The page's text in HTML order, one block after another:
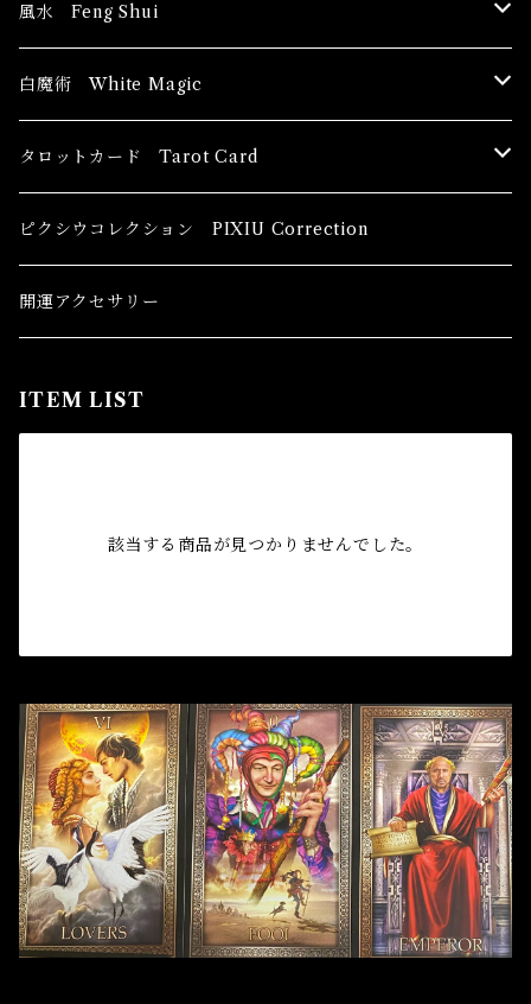
風水 Feng Shui
ブッダ Buddha
恋愛運
健康運 Health
金運 Money
牛 Ox
寅 Tiger
卯 Rabit
辰 Dragon
巳 Snake
恋愛
金運
願望
仕事 Job
人間関係 Relationship
白魔術 White Magic
香油 Oils
恋愛 Love
金運 Money
キャンドル Candles
恋愛 Love
自己実現 Self-Realization
線香 Stick Incense
仕事
金運 Money
人間関係 Relationships
自己実現 Self-Realization
スピリチュアル Spiritual
恋愛 Love
金運 Money
人間関係 Relationships
恋愛 love
白魔術キット
アミュレット Amulet
恋愛
仕事
金運
タロットカード Tarot Card
初心者向け For The Beginners
中級者向け
ピクシウコレクション PIXIU Correction
開運アクセサリー
ITEM LIST
該当する商品が見つかりませんでした。